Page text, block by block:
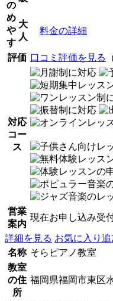
の
め
や
す
大
人
料金の詳細
評価 口コミ評価を見る
対応
コー
ス
営業
案内
現在お申し込み受
詳細を見る お気に入り追
名称 そらピアノ教室
教室
の住
所
福岡県福岡市東区